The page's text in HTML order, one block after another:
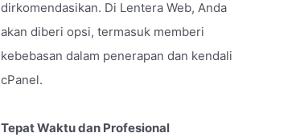
dirkomendasikan. Di Lentera Web, Anda
akan diberi opsi, termasuk memberi
kebebasan dalam penerapan dan kendali
cPanel.
Tepat Waktu dan Profesional